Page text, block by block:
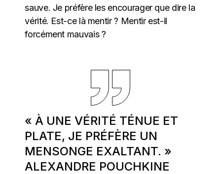
sauve. Je préfère les encourager que dire la
vérité. Est-ce là mentir ? Mentir est-il
forcément mauvais ?
« À UNE VÉRITÉ TÉNUE ET
PLATE, JE PRÉFÈRE UN
MENSONGE EXALTANT. »
ALEXANDRE POUCHKINE